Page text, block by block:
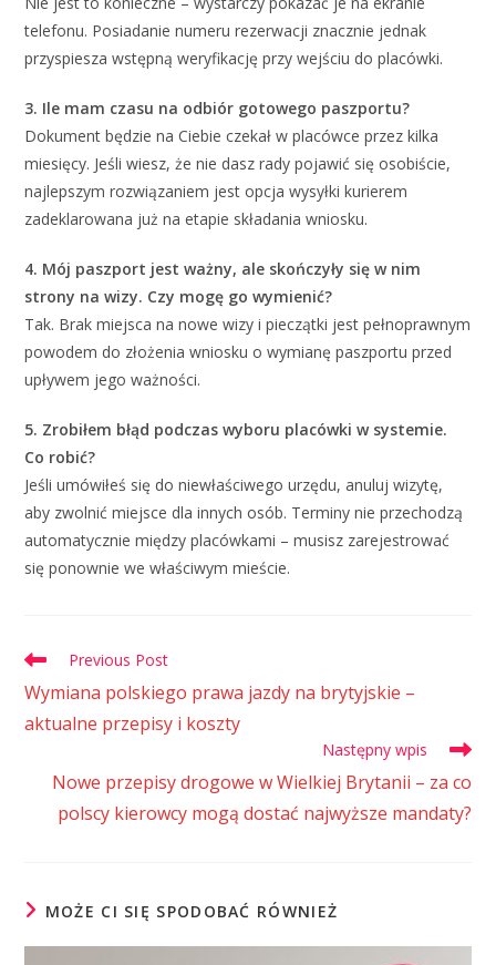
telefonu. Posiadanie numeru rezerwacji znacznie jednak
przyspiesza wstępną weryfikację przy wejściu do placówki.
3. Ile mam czasu na odbiór gotowego paszportu?
Dokument będzie na Ciebie czekał w placówce przez kilka
miesięcy. Jeśli wiesz, że nie dasz rady pojawić się osobiście,
najlepszym rozwiązaniem jest opcja wysyłki kurierem
zadeklarowana już na etapie składania wniosku.
4. Mój paszport jest ważny, ale skończyły się w nim
strony na wizy. Czy mogę go wymienić?
Tak. Brak miejsca na nowe wizy i pieczątki jest pełnoprawnym
powodem do złożenia wniosku o wymianę paszportu przed
upływem jego ważności.
5. Zrobiłem błąd podczas wyboru placówki w systemie.
Co robić?
Jeśli umówiłeś się do niewłaściwego urzędu, anuluj wizytę,
aby zwolnić miejsce dla innych osób. Terminy nie przechodzą
automatycznie między placówkami – musisz zarejestrować
się ponownie we właściwym mieście.
Previous Post
Wymiana polskiego prawa jazdy na brytyjskie –
aktualne przepisy i koszty
Następny wpis
Nowe przepisy drogowe w Wielkiej Brytanii – za co
polscy kierowcy mogą dostać najwyższe mandaty?
MOŻE CI SIĘ SPODOBAĆ RÓWNIEŻ